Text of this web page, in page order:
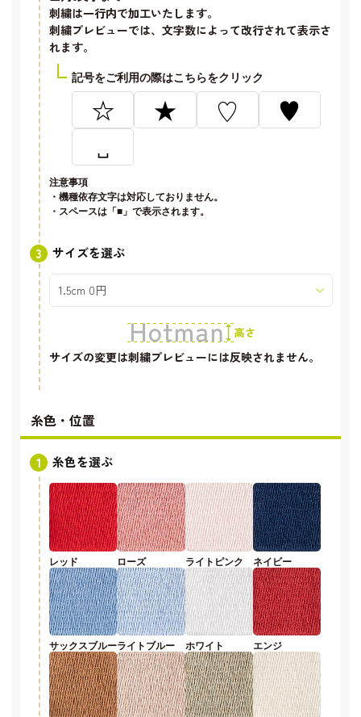
刺繍は一行内で加工いたします。
刺繍プレビューでは、文字数によって改行されて表示さ
れます。
記号をご利用の際はこちらをクリック
☆ ★ ♡
♥
␣
注意事項
・機種依存文字は対応しておりません。
・スペースは「■」で表示されます。
サイズを選ぶ
サイズの変更は刺繍プレビューには反映されません。
糸色・位置
糸色を選ぶ
レッド ローズ ライトピンク ネイビー
サックスブルーライトブルー ホワイト エンジ